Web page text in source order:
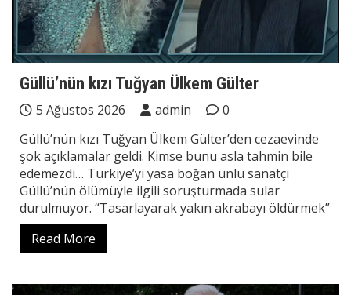
Güllü’nün kızı Tuğyan Ülkem Gülter
5 Ağustos 2026 admin
0
Güllü’nün kızı Tuğyan Ülkem Gülter’den cezaevinde
şok açıklamalar geldi. Kimse bunu asla tahmin bile
edemezdi… Türkiye’yi yasa boğan ünlü sanatçı
Güllü’nün ölümüyle ilgili soruşturmada sular
durulmuyor. “Tasarlayarak yakın akrabayı öldürmek”
Read More